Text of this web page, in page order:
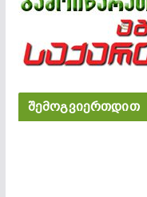
შემოგვიერთდით